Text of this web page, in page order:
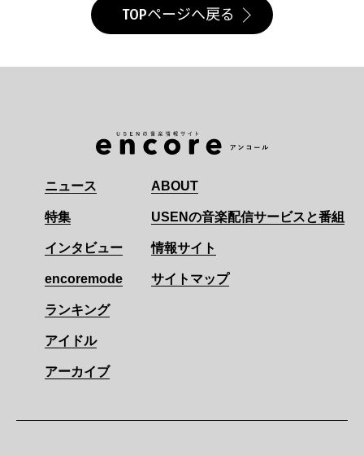
TOPページへ戻る
ニュース
特集
インタビュー
encoremode
ランキング
アイドル
アーカイブ
ABOUT
USENの音楽配信サービスと番組
情報サイト
サイトマップ